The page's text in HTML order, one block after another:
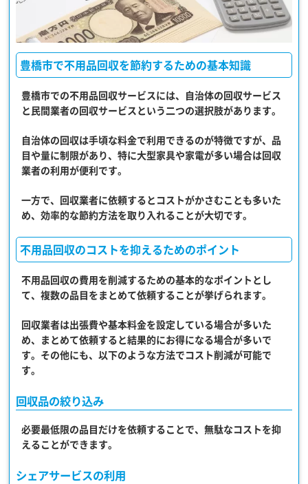
豊橋市で不用品回収を節約するための基本知識
豊橋市での不用品回収サービスには、 自治体の回収サービス
と民間業者の回収サービス という二つの選択肢があります。
自治体の回収は手頃な料金で利用できるのが特徴ですが、品
目や量に制限があり、特に大型家具や家電が多い場合は回収
業者の利用が便利です。
一方で、回収業者に依頼するとコストがかさむことも多いた
め、効率的な節約方法を取り入れることが大切です。
不用品回収のコストを抑えるためのポイント
不用品回収の費用を削減するための基本的なポイントとし
て、複数の品目をまとめて依頼することが挙げられます。
回収業者は出張費や基本料金を設定している場合が多いた
め、まとめて依頼すると結果的にお得になる場合が多いで
す。その他にも、以下のような方法でコスト削減が可能で
す。
回収品の絞り込み
必要最低限の品目だけを依頼することで、無駄なコストを抑
えることができます。
シェアサービスの利用